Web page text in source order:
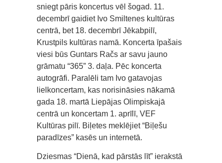
sniegt pāris koncertus vēl šogad. 11.
decembrī gaidiet Ivo Smiltenes kultūras
centrā, bet 18. decembrī Jēkabpilī,
Krustpils kultūras namā. Koncerta īpašais
viesi būs Guntars Račs ar savu jauno
grāmatu “365” 3. daļa. Pēc koncerta
autogrāfi. Paralēli tam Ivo gatavojas
lielkoncertam, kas norisināsies nākamā
gada 18. martā Liepājas Olimpiskajā
centrā un koncertam 1. aprīlī, VEF
Kultūras pilī. Biļetes meklējiet “Biļešu
paradīzes” kasēs un internetā.
Dziesmas “Dienā, kad pārstās līt” ierakstā